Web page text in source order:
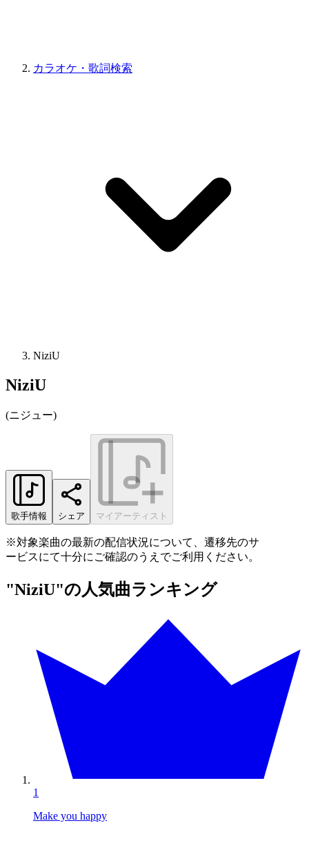
カラオケ・歌詞検索
NiziU
NiziU
(ニジュー)
歌手情報 シェア マイアーティスト
※対象楽曲の最新の配信状況について、遷移先のサ
ービスにて十分にご確認のうえでご利用ください。
"NiziU"の人気曲ランキング
1
Make you happy